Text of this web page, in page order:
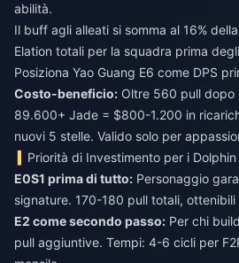
abilità.
Il buff agli alleati si somma al 16%
Elation totali per la squadra prima
Posiziona Yao Guang E6 come DPS
Costo-beneficio: Oltre 560 pull dopo
89.600+ Jade = $800-1.200 in
nuovi 5 stelle. Valido solo per
Priorità di Investimento per i Dolphin
E0S1 prima di tutto: Personaggio
signature. 170-180 pull totali,
E2 come secondo passo: Per chi
pull aggiuntive. Tempi: 4-6 cicli per